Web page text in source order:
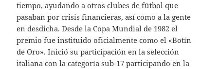
tiempo, ayudando a otros clubes de fútbol que
pasaban por crisis financieras, así como a la gente
en desdicha. Desde la Copa Mundial de 1982 el
premio fue instituido oficialmente como el «Botín
de Oro». Inició su participación en la selección
italiana con la categoría sub-17 participando en la